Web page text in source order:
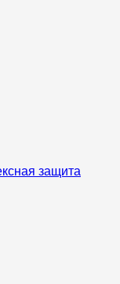
защита